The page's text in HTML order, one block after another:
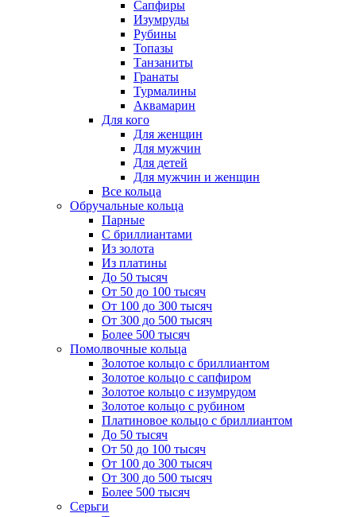
Сапфиры
Изумруды
Рубины
Топазы
Танзаниты
Гранаты
Турмалины
Аквамарин
Для кого
Для женщин
Для мужчин
Для детей
Для мужчин и женщин
Все кольца
Обручальные кольца
Парные
С бриллиантами
Из золота
Из платины
До 50 тысяч
От 50 до 100 тысяч
От 100 до 300 тысяч
От 300 до 500 тысяч
Более 500 тысяч
Помолвочные кольца
Золотое кольцо с бриллиантом
Золотое кольцо с сапфиром
Золотое кольцо с изумрудом
Золотое кольцо с рубином
Платиновое кольцо с бриллиантом
До 50 тысяч
От 50 до 100 тысяч
От 100 до 300 тысяч
От 300 до 500 тысяч
Более 500 тысяч
Серьги